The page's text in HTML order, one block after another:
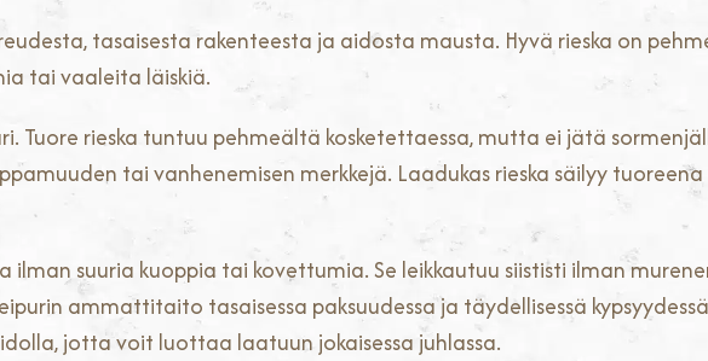
tasaisesta rakenteesta ja aidosta mausta. Hyvä rieska on
tai vaaleita läiskiä.
Tuore rieska tuntuu pehmeältä kosketettaessa, mutta ei jätä
tai vanhenemisen merkkejä. Laadukas rieska säilyy
ilman suuria kuoppia tai kovettumia. Se leikkautuu siististi ilman
ammattitaito tasaisessa paksuudessa ja täydellisessä
jotta voit luottaa laatuun jokaisessa juhlassa.